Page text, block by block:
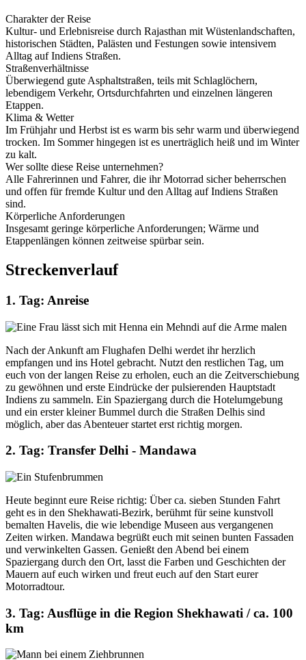
Charakter der Reise
Kultur- und Erlebnisreise durch Rajasthan mit Wüstenlandschaften,
historischen Städten, Palästen und Festungen sowie intensivem
Alltag auf Indiens Straßen.
Straßenverhältnisse
Überwiegend gute Asphaltstraßen, teils mit Schlaglöchern,
lebendigem Verkehr, Ortsdurchfahrten und einzelnen längeren
Etappen.
Klima & Wetter
Im Frühjahr und Herbst ist es warm bis sehr warm und überwiegend
trocken. Im Sommer hingegen ist es unerträglich heiß und im Winter
zu kalt.
Wer sollte diese Reise unternehmen?
Alle Fahrerinnen und Fahrer, die ihr Motorrad sicher beherrschen
und offen für fremde Kultur und den Alltag auf Indiens Straßen
sind.
Körperliche Anforderungen
Insgesamt geringe körperliche Anforderungen; Wärme und
Etappenlängen können zeitweise spürbar sein.
Streckenverlauf
1. Tag: Anreise
Nach der Ankunft am Flughafen Delhi werdet ihr herzlich
empfangen und ins Hotel gebracht. Nutzt den restlichen Tag, um
euch von der langen Reise zu erholen, euch an die Zeitverschiebung
zu gewöhnen und erste Eindrücke der pulsierenden Hauptstadt
Indiens zu sammeln. Ein Spaziergang durch die Hotelumgebung
und ein erster kleiner Bummel durch die Straßen Delhis sind
möglich, aber das Abenteuer startet erst richtig morgen.
2. Tag: Transfer Delhi - Mandawa
Heute beginnt eure Reise richtig: Über ca. sieben Stunden Fahrt
geht es in den Shekhawati-Bezirk, berühmt für seine kunstvoll
bemalten Havelis, die wie lebendige Museen aus vergangenen
Zeiten wirken. Mandawa begrüßt euch mit seinen bunten Fassaden
und verwinkelten Gassen. Genießt den Abend bei einem
Spaziergang durch den Ort, lasst die Farben und Geschichten der
Mauern auf euch wirken und freut euch auf den Start eurer
Motorradtour.
3. Tag: Ausflüge in die Region Shekhawati / ca. 100
km